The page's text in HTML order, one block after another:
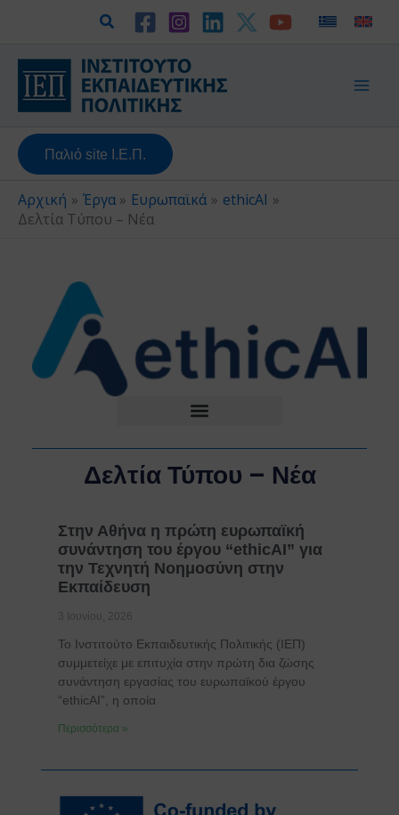
περιεχόμενο
Αναζήτηση
Παλιό site Ι.Ε.Π.
Αρχική Έργα Ευρωπαϊκά
ethicAI
Δελτία Τύπου – Νέα
Δελτία Τύπου – Νέα
Στην Αθήνα η πρώτη ευρωπαϊκή
συνάντηση του έργου “ethicAI” για
την Τεχνητή Νοημοσύνη στην
Εκπαίδευση
3 Ιουνίου, 2026
Το Ινστιτούτο Εκπαιδευτικής Πολιτικής (ΙΕΠ)
συμμετείχε με επιτυχία στην πρώτη δια ζώσης
συνάντηση εργασίας του ευρωπαϊκού έργου
“ethicAI”, η οποία
Περισσότερα »